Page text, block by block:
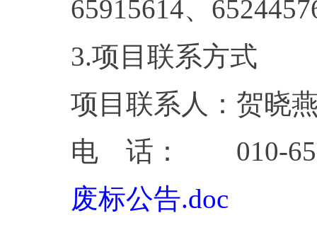
3.项目联系方式
项目联系人：贺晓
电 话： 010-
废标公告.doc